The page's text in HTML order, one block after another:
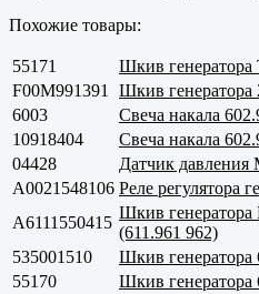
Похожие товары:
55171 Шкив генератора
F00M991391
Шкив генератора
6003
Свеча накала
10918404
Свеча накала
04428
Датчик давления
A0021548106 Реле регулятора
A6111550415
Шкив генератора
(611.961 962)
535001510
Шкив генератора
55170
Шкив генератора